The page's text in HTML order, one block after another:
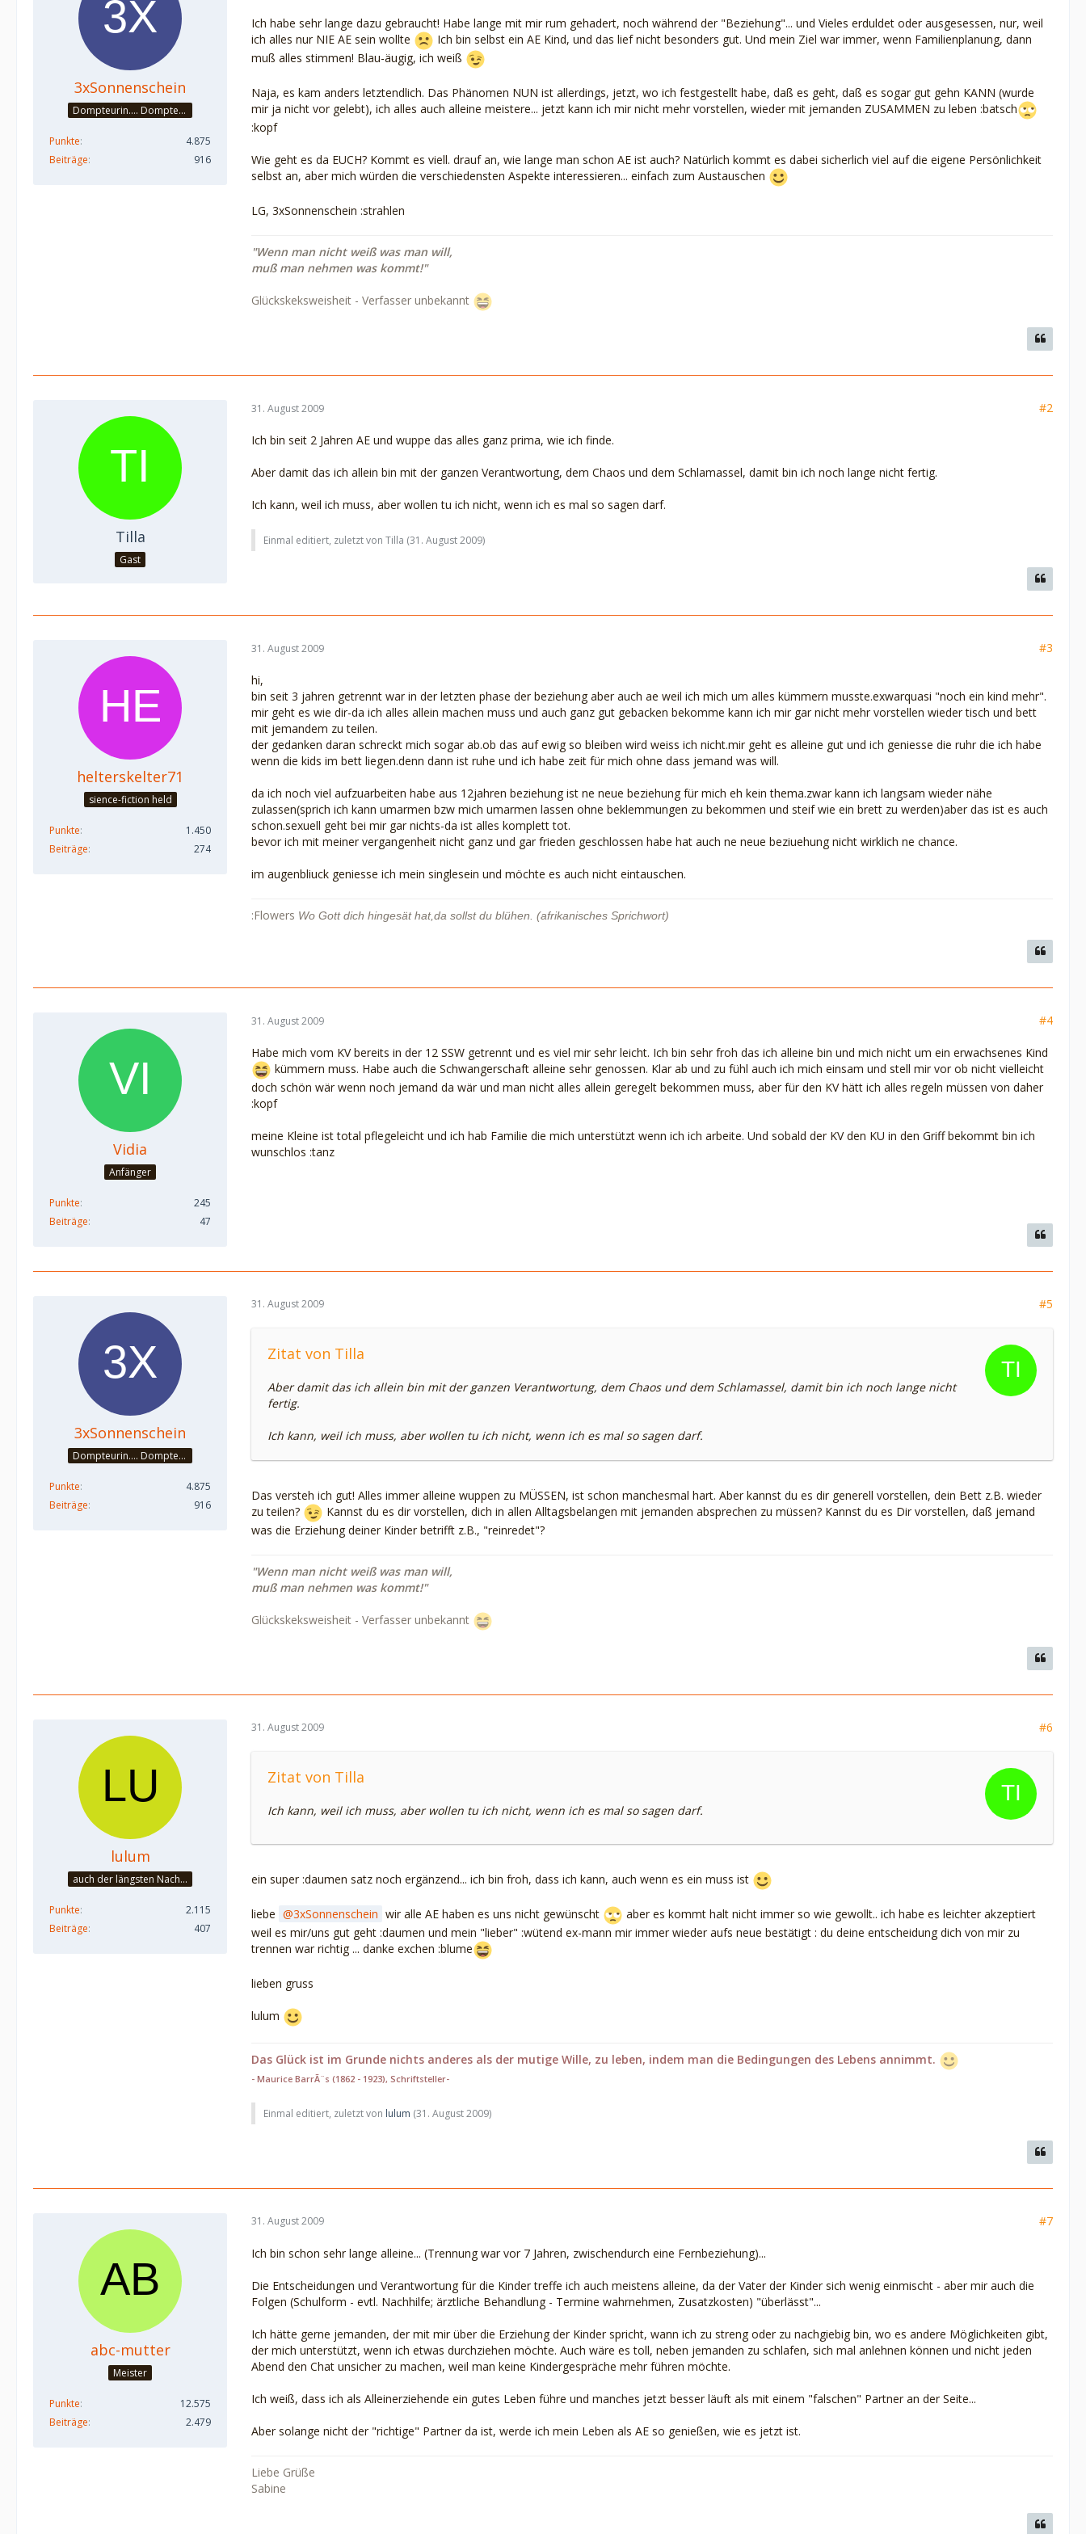
3xSonnenschein
Dompteurin.... Dompteuse? Auf jeden Fall Raubtierbändigerin :-D
Punkte
4.875
Beiträge
916
Ich habe sehr lange dazu gebraucht! Habe lange mit mir rum gehadert, noch während der "Beziehung"... und Vieles erduldet oder ausgesessen, nur, weil
ich alles nur NIE AE sein wollte
Ich bin selbst ein AE Kind, und das lief nicht besonders gut. Und mein Ziel war immer, wenn Familienplanung, dann
muß alles stimmen! Blau-äugig, ich weiß
Naja, es kam anders letztendlich. Das Phänomen NUN ist allerdings, jetzt, wo ich festgestellt habe, daß es geht, daß es sogar gut gehn KANN (wurde
mir ja nicht vor gelebt), ich alles auch alleine meistere... jetzt kann ich mir nicht mehr vorstellen, wieder mit jemanden ZUSAMMEN zu leben :batsch
:kopf
Wie geht es da EUCH? Kommt es viell. drauf an, wie lange man schon AE ist auch? Natürlich kommt es dabei sicherlich viel auf die eigene Persönlichkeit
selbst an, aber mich würden die verschiedensten Aspekte interessieren... einfach zum Austauschen
LG, 3xSonnenschein :strahlen
"Wenn man nicht weiß was man will,
muß man nehmen was kommt!"
Glückskeksweisheit - Verfasser unbekannt
Tilla
Gast
31. August 2009 #2
Ich bin seit 2 Jahren AE und wuppe das alles ganz prima, wie ich finde.
Aber damit das ich allein bin mit der ganzen Verantwortung, dem Chaos und dem Schlamassel, damit bin ich noch lange nicht fertig.
Ich kann, weil ich muss, aber wollen tu ich nicht, wenn ich es mal so sagen darf.
Einmal editiert, zuletzt von Tilla (31. August 2009)
helterskelter71
sience-fiction held
Punkte
1.450
Beiträge
274
31. August 2009 #3
hi,
bin seit 3 jahren getrennt war in der letzten phase der beziehung aber auch ae weil ich mich um alles kümmern musste.exwarquasi "noch ein kind mehr".
mir geht es wie dir-da ich alles allein machen muss und auch ganz gut gebacken bekomme kann ich mir gar nicht mehr vorstellen wieder tisch und bett
mit jemandem zu teilen.
der gedanken daran schreckt mich sogar ab.ob das auf ewig so bleiben wird weiss ich nicht.mir geht es alleine gut und ich geniesse die ruhr die ich habe
wenn die kids im bett liegen.denn dann ist ruhe und ich habe zeit für mich ohne dass jemand was will.
da ich noch viel aufzuarbeiten habe aus 12jahren beziehung ist ne neue beziehung für mich eh kein thema.zwar kann ich langsam wieder nähe
zulassen(sprich ich kann umarmen bzw mich umarmen lassen ohne beklemmungen zu bekommen und steif wie ein brett zu werden)aber das ist es auch
schon.sexuell geht bei mir gar nichts-da ist alles komplett tot.
bevor ich mit meiner vergangenheit nicht ganz und gar frieden geschlossen habe hat auch ne neue beziuehung nicht wirklich ne chance.
im augenbliuck geniesse ich mein singlesein und möchte es auch nicht eintauschen.
:Flowers Wo Gott dich hingesät hat,da sollst du blühen. (afrikanisches Sprichwort)
Vidia
Anfänger
Punkte
245
Beiträge
47
31. August 2009 #4
Habe mich vom KV bereits in der 12 SSW getrennt und es viel mir sehr leicht. Ich bin sehr froh das ich alleine bin und mich nicht um ein erwachsenes Kind
kümmern muss. Habe auch die Schwangerschaft alleine sehr genossen. Klar ab und zu fühl auch ich mich einsam und stell mir vor ob nicht vielleicht
doch schön wär wenn noch jemand da wär und man nicht alles allein geregelt bekommen muss, aber für den KV hätt ich alles regeln müssen von daher
:kopf
meine Kleine ist total pflegeleicht und ich hab Familie die mich unterstützt wenn ich ich arbeite. Und sobald der KV den KU in den Griff bekommt bin ich
wunschlos :tanz
3xSonnenschein
Dompteurin.... Dompteuse? Auf jeden Fall Raubtierbändigerin :-D
Punkte
4.875
Beiträge
916
31. August 2009 #5
Zitat von Tilla
Aber damit das ich allein bin mit der ganzen Verantwortung, dem Chaos und dem Schlamassel, damit bin ich noch lange nicht
fertig.
Ich kann, weil ich muss, aber wollen tu ich nicht, wenn ich es mal so sagen darf.
Das versteh ich gut! Alles immer alleine wuppen zu MÜSSEN, ist schon manchesmal hart. Aber kannst du es dir generell vorstellen, dein Bett z.B. wieder
zu teilen?
Kannst du es dir vorstellen, dich in allen Alltagsbelangen mit jemanden absprechen zu müssen? Kannst du es Dir vorstellen, daß jemand
was die Erziehung deiner Kinder betrifft z.B., "reinredet"?
"Wenn man nicht weiß was man will,
muß man nehmen was kommt!"
Glückskeksweisheit - Verfasser unbekannt
lulum
auch der längsten Nacht folgt ein Morgen...
Punkte
2.115
Beiträge
407
31. August 2009 #6
Zitat von Tilla
Ich kann, weil ich muss, aber wollen tu ich nicht, wenn ich es mal so sagen darf.
ein super :daumen satz noch ergänzend... ich bin froh, dass ich kann, auch wenn es ein muss ist
liebe 3xSonnenschein wir alle AE haben es uns nicht gewünscht
aber es kommt halt nicht immer so wie gewollt.. ich habe es leichter akzeptiert
weil es mir/uns gut geht :daumen und mein "lieber" :wütend ex-mann mir immer wieder aufs neue bestätigt : du deine entscheidung dich von mir zu
trennen war richtig ... danke exchen :blume
lieben gruss
lulum
Das Glück ist im Grunde nichts anderes als der mutige Wille, zu leben, indem man die Bedingungen des Lebens annimmt.
- Maurice BarrÃ¨s (1862 - 1923), Schriftsteller-
Einmal editiert, zuletzt von lulum (31. August 2009)
abc-mutter
Meister
Punkte
12.575
Beiträge
2.479
31. August 2009 #7
Ich bin schon sehr lange alleine... (Trennung war vor 7 Jahren, zwischendurch eine Fernbeziehung)...
Die Entscheidungen und Verantwortung für die Kinder treffe ich auch meistens alleine, da der Vater der Kinder sich wenig einmischt - aber mir auch die
Folgen (Schulform - evtl. Nachhilfe; ärztliche Behandlung - Termine wahrnehmen, Zusatzkosten) "überlässt"...
Ich hätte gerne jemanden, der mit mir über die Erziehung der Kinder spricht, wann ich zu streng oder zu nachgiebig bin, wo es andere Möglichkeiten gibt,
der mich unterstützt, wenn ich etwas durchziehen möchte. Auch wäre es toll, neben jemanden zu schlafen, sich mal anlehnen können und nicht jeden
Abend den Chat unsicher zu machen, weil man keine Kindergespräche mehr führen möchte.
Ich weiß, dass ich als Alleinerziehende ein gutes Leben führe und manches jetzt besser läuft als mit einem "falschen" Partner an der Seite...
Aber solange nicht der "richtige" Partner da ist, werde ich mein Leben als AE so genießen, wie es jetzt ist.
Liebe Grüße
Sabine